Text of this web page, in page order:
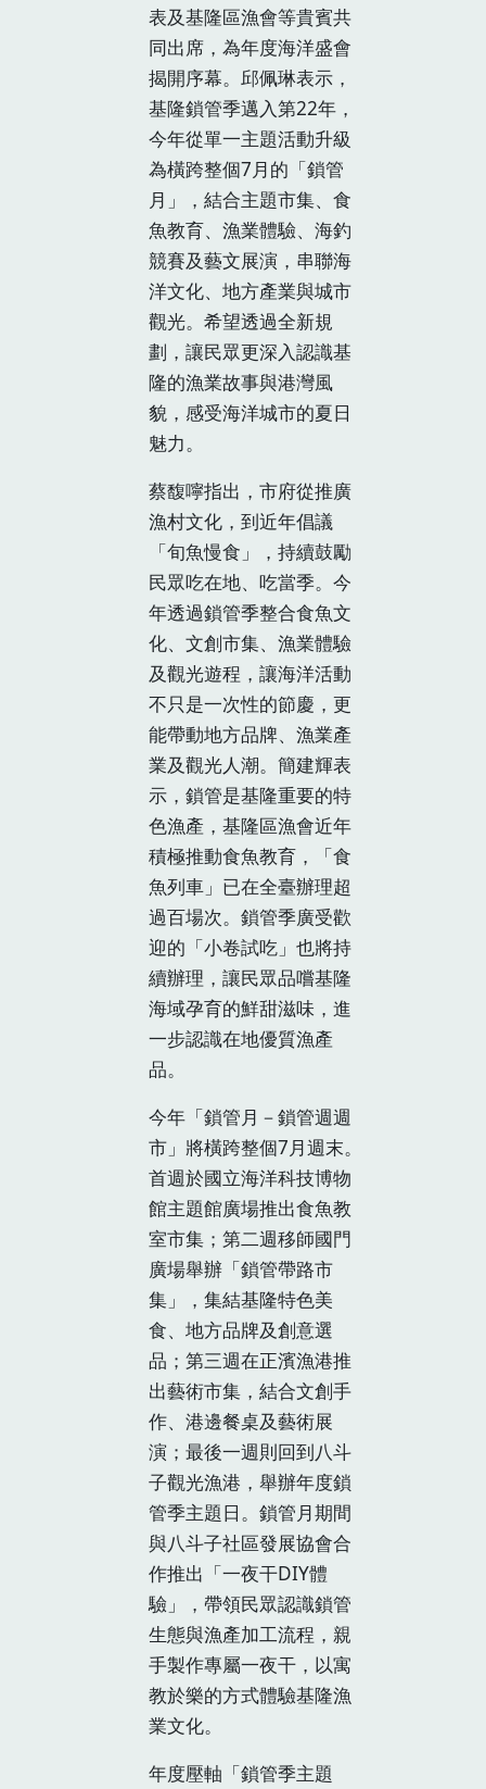
表及基隆區漁會等貴賓共
同出席，為年度海洋盛會
揭開序幕。邱佩琳表示，
基隆鎖管季邁入第22年，
今年從單一主題活動升級
為橫跨整個7月的「鎖管
月」，結合主題市集、食
魚教育、漁業體驗、海釣
競賽及藝文展演，串聯海
洋文化、地方產業與城市
觀光。希望透過全新規
劃，讓民眾更深入認識基
隆的漁業故事與港灣風
貌，感受海洋城市的夏日
魅力。
蔡馥嚀指出，市府從推廣
漁村文化，到近年倡議
「旬魚慢食」，持續鼓勵
民眾吃在地、吃當季。今
年透過鎖管季整合食魚文
化、文創市集、漁業體驗
及觀光遊程，讓海洋活動
不只是一次性的節慶，更
能帶動地方品牌、漁業產
業及觀光人潮。簡建輝表
示，鎖管是基隆重要的特
色漁產，基隆區漁會近年
積極推動食魚教育，「食
魚列車」已在全臺辦理超
過百場次。鎖管季廣受歡
迎的「小卷試吃」也將持
續辦理，讓民眾品嚐基隆
海域孕育的鮮甜滋味，進
一步認識在地優質漁產
品。
今年「鎖管月－鎖管週週
市」將橫跨整個7月週末。
首週於國立海洋科技博物
館主題館廣場推出食魚教
室市集；第二週移師國門
廣場舉辦「鎖管帶路市
集」，集結基隆特色美
食、地方品牌及創意選
品；第三週在正濱漁港推
出藝術市集，結合文創手
作、港邊餐桌及藝術展
演；最後一週則回到八斗
子觀光漁港，舉辦年度鎖
管季主題日。鎖管月期間
與八斗子社區發展協會合
作推出「一夜干DIY體
驗」，帶領民眾認識鎖管
生態與漁產加工流程，親
手製作專屬一夜干，以寓
教於樂的方式體驗基隆漁
業文化。
年度壓軸「鎖管季主題